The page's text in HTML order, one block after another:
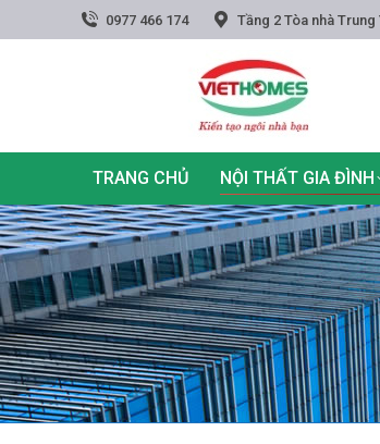
0977 466 174 Tầng 2 Tòa nhà
TRANG CHỦ NỘI THẤT GIA ĐÌNH